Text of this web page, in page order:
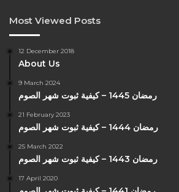
Most Viewed Posts
12 December 2018
About Us
9 March 2024
رمضان 1445 – كيفية ثبوت شهر الصوم
21 February 2023
رمضان 1444 – كيفية ثبوت شهر الصوم
25 March 2022
رمضان 1443 – كيفية ثبوت شهر الصوم
17 April 2020